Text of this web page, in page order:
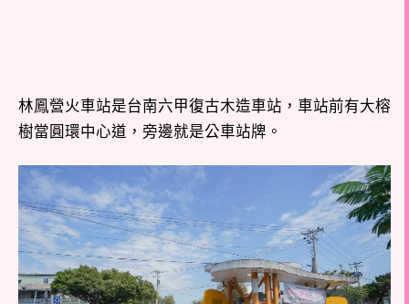
林鳳營火車站是台南六甲復古木造車站，車站前有大榕
樹當圓環中心道，旁邊就是公車站牌。